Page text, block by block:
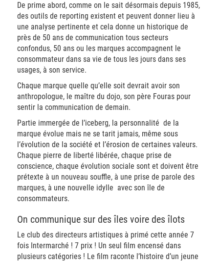
De prime abord, comme on le sait désormais depuis 1985,
des outils de reporting existent et peuvent donner lieu à
une analyse pertinente et cela donne un historique de
près de 50 ans de communication tous secteurs
confondus, 50 ans ou les marques accompagnent le
consommateur dans sa vie de tous les jours dans ses
usages, à son service.
Chaque marque quelle qu’elle soit devrait avoir son
anthropologue, le maître du dojo, son père Fouras pour
sentir la communication de demain.
Partie immergée de l’iceberg, la personnalité de la
marque évolue mais ne se tarit jamais, même sous
l’évolution de la société et l’érosion de certaines valeurs.
Chaque pierre de liberté libérée, chaque prise de
conscience, chaque évolution sociale sont et doivent être
prétexte à un nouveau souffle, à une prise de parole des
marques, à une nouvelle idylle avec son île de
consommateurs.
On communique sur des îles voire des îlots
Le club des directeurs artistiques à primé cette année 7
fois Intermarché ! 7 prix ! Un seul film encensé dans
plusieurs catégories ! Le film raconte l’histoire d’un jeune